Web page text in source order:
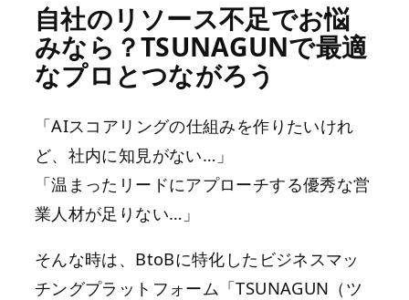
自社のリソース不足でお悩
みなら？TSUNAGUNで最適
なプロとつながろう
「AIスコアリングの仕組みを作りたいけれ
ど、社内に知見がない…」
「温まったリードにアプローチする優秀な営
業人材が足りない…」
そんな時は、BtoBに特化したビジネスマッ
チングプラットフォーム「TSUNAGUN（ツ